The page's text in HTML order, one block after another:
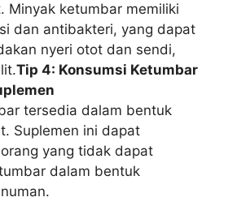
Minyak ketumbar memiliki
dan antibakteri, yang dapat
nyeri otot dan sendi,
Tip 4: Konsumsi Ketumbar
tersedia dalam bentuk
Suplemen ini dapat
yang tidak dapat
dalam bentuk